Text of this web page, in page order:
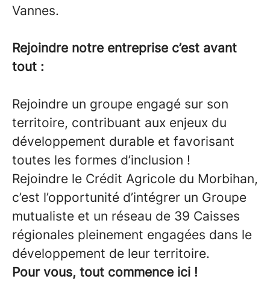
Vannes.
Rejoindre notre entreprise c’est avant
tout :
Rejoindre un groupe engagé sur son
territoire, contribuant aux enjeux du
développement durable et favorisant
toutes les formes d’inclusion !
Rejoindre le Crédit Agricole du Morbihan,
c’est l’opportunité d’intégrer un Groupe
mutualiste et un réseau de 39 Caisses
régionales pleinement engagées dans le
développement de leur territoire.
Pour vous, tout commence ici !